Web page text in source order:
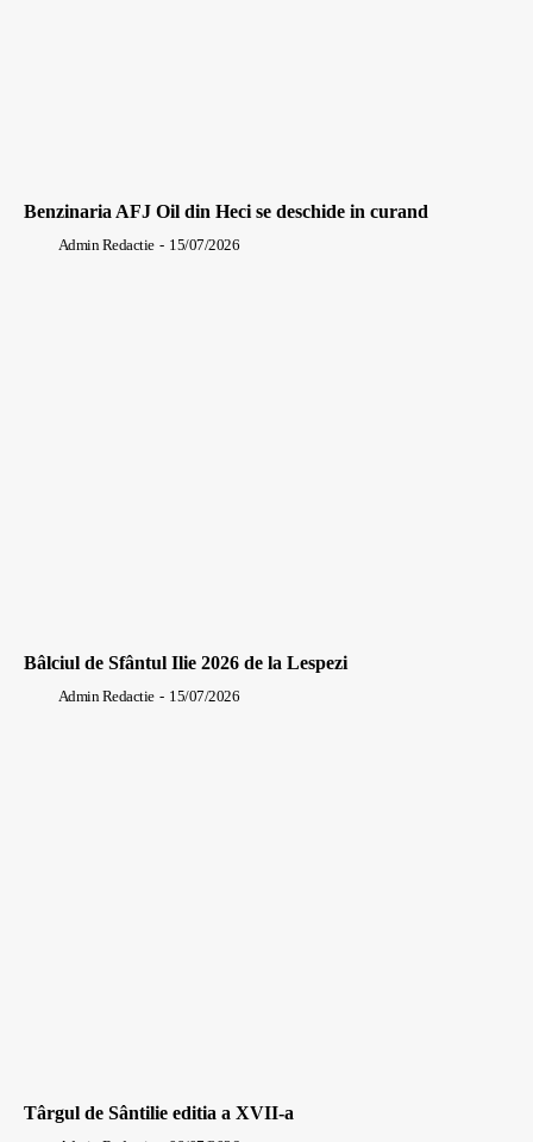
Benzinaria AFJ Oil din Heci se deschide in curand
Admin Redactie - 15/07/2026
Bâlciul de Sfântul Ilie 2026 de la Lespezi
Admin Redactie - 15/07/2026
Târgul de Sântilie editia a XVII-a